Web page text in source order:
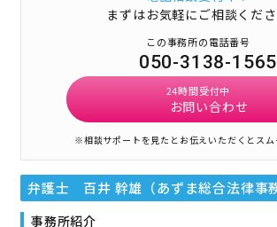
まずはお気軽にご相談くだ
この事務所の電話番号
050-3138-1565
24時間受付中
お問い合わせ
※相談サポートを見たとお伝えいただくとスム
弁護士 百井 幹雄（あずま総合法律事務
事務所紹介